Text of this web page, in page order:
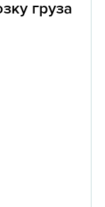
груза